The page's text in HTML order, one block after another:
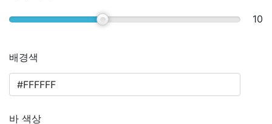
10
배경색
바 색상